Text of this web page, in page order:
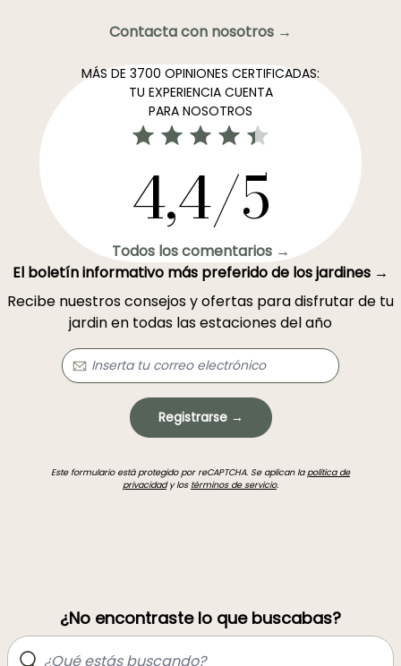
Contacta con nosotros →
MÁS DE 3700 OPINIONES CERTIFICADAS:
TU EXPERIENCIA CUENTA
PARA NOSOTROS
4,4/5
Todos los comentarios →
El boletín informativo más preferido de los jardines →
Recibe nuestros consejos y ofertas para disfrutar de tu
jardin en todas las estaciones del año
Registrarse →
Este formulario está protegido por reCAPTCHA. Se aplican lapolítica de
privacidady los términos de servicio.
¿No encontraste lo que buscabas?